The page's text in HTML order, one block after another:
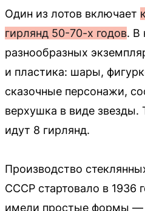
Один из лотов включает
гирлянд 50-70-х годов. В
разнообразных
и пластика: шары,
сказочные персонажи,
верхушка в виде звезды.
идут 8 гирлянд.
Производство
СССР стартовало в 1936
имели простые формы